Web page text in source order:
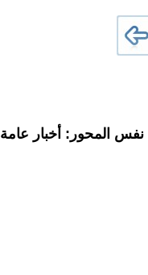
نفس المحور: أخبار عامة